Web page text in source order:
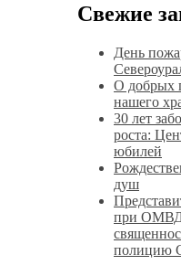
Свежие
День
О добрых
нашего
30 лет
роста:
юбилей
душ
при
полицию